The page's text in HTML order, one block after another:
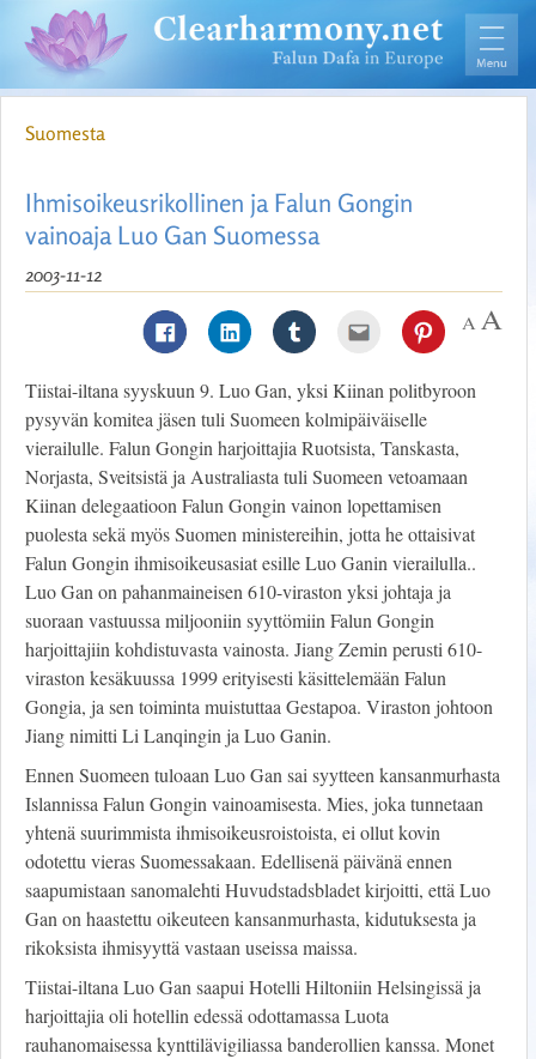
Suomesta
Ihmisoikeusrikollinen ja Falun Gongin
vainoaja Luo Gan Suomessa
2003-11-12
Tiistai-iltana syyskuun 9. Luo Gan, yksi Kiinan politbyroon
pysyvän komitea jäsen tuli Suomeen kolmipäiväiselle
vierailulle. Falun Gongin harjoittajia Ruotsista, Tanskasta,
Norjasta, Sveitsistä ja Australiasta tuli Suomeen vetoamaan
Kiinan delegaatioon Falun Gongin vainon lopettamisen
puolesta sekä myös Suomen ministereihin, jotta he ottaisivat
Falun Gongin ihmisoikeusasiat esille Luo Ganin vierailulla..
Luo Gan on pahanmaineisen 610-viraston yksi johtaja ja
suoraan vastuussa miljooniin syyttömiin Falun Gongin
harjoittajiin kohdistuvasta vainosta. Jiang Zemin perusti 610-
viraston kesäkuussa 1999 erityisesti käsittelemään Falun
Gongia, ja sen toiminta muistuttaa Gestapoa. Viraston johtoon
Jiang nimitti Li Lanqingin ja Luo Ganin.
Ennen Suomeen tuloaan Luo Gan sai syytteen kansanmurhasta
Islannissa Falun Gongin vainoamisesta. Mies, joka tunnetaan
yhtenä suurimmista ihmisoikeusroistoista, ei ollut kovin
odotettu vieras Suomessakaan. Edellisenä päivänä ennen
saapumistaan sanomalehti Huvudstadsbladet kirjoitti, että Luo
Gan on haastettu oikeuteen kansanmurhasta, kidutuksesta ja
rikoksista ihmisyyttä vastaan useissa maissa.
Tiistai-iltana Luo Gan saapui Hotelli Hiltoniin Helsingissä ja
harjoittajia oli hotellin edessä odottamassa Luota
rauhanomaisessa kynttilävigiliassa banderollien kanssa. Monet